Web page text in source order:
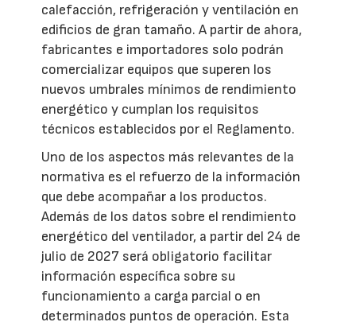
calefacción, refrigeración y ventilación en
edificios de gran tamaño. A partir de ahora,
fabricantes e importadores solo podrán
comercializar equipos que superen los
nuevos umbrales mínimos de rendimiento
energético y cumplan los requisitos
técnicos establecidos por el Reglamento.
Uno de los aspectos más relevantes de la
normativa es el refuerzo de la información
que debe acompañar a los productos.
Además de los datos sobre el rendimiento
energético del ventilador, a partir del 24 de
julio de 2027 será obligatorio facilitar
información específica sobre su
funcionamiento a carga parcial o en
determinados puntos de operación. Esta